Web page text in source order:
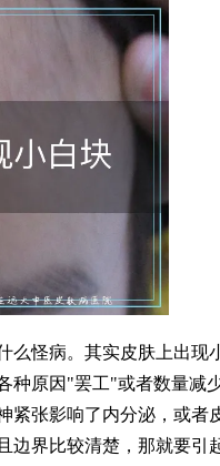
么怪病。其实皮肤上出现
种原因"罢工"或者数量减
张影响了内分泌，或者
界比较清楚，那就要引